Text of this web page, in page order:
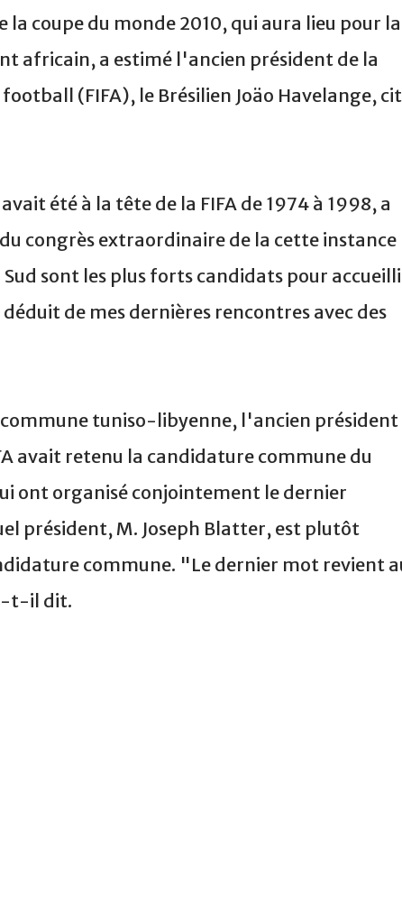
coupe du monde 2010, qui aura lieu pour la
africain, a estimé l'ancien président de la
(FIFA), le Brésilien Joäo Havelange,
congrès extraordinaire de la cette instance
sont les plus forts candidats pour
de mes dernières rencontres avec des
tuniso-libyenne, l'ancien président
avait retenu la candidature commune du
ont organisé conjointement le dernier
président, M. Joseph Blatter, est plutôt
commune. "Le dernier mot revient
t-il dit.